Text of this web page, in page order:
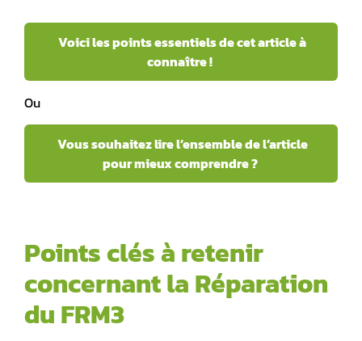
Voici les points essentiels de cet article à
connaître !
Ou
Vous souhaitez lire l’ensemble de l’article
pour mieux comprendre ?
Points clés à retenir
concernant la Réparation
du FRM3